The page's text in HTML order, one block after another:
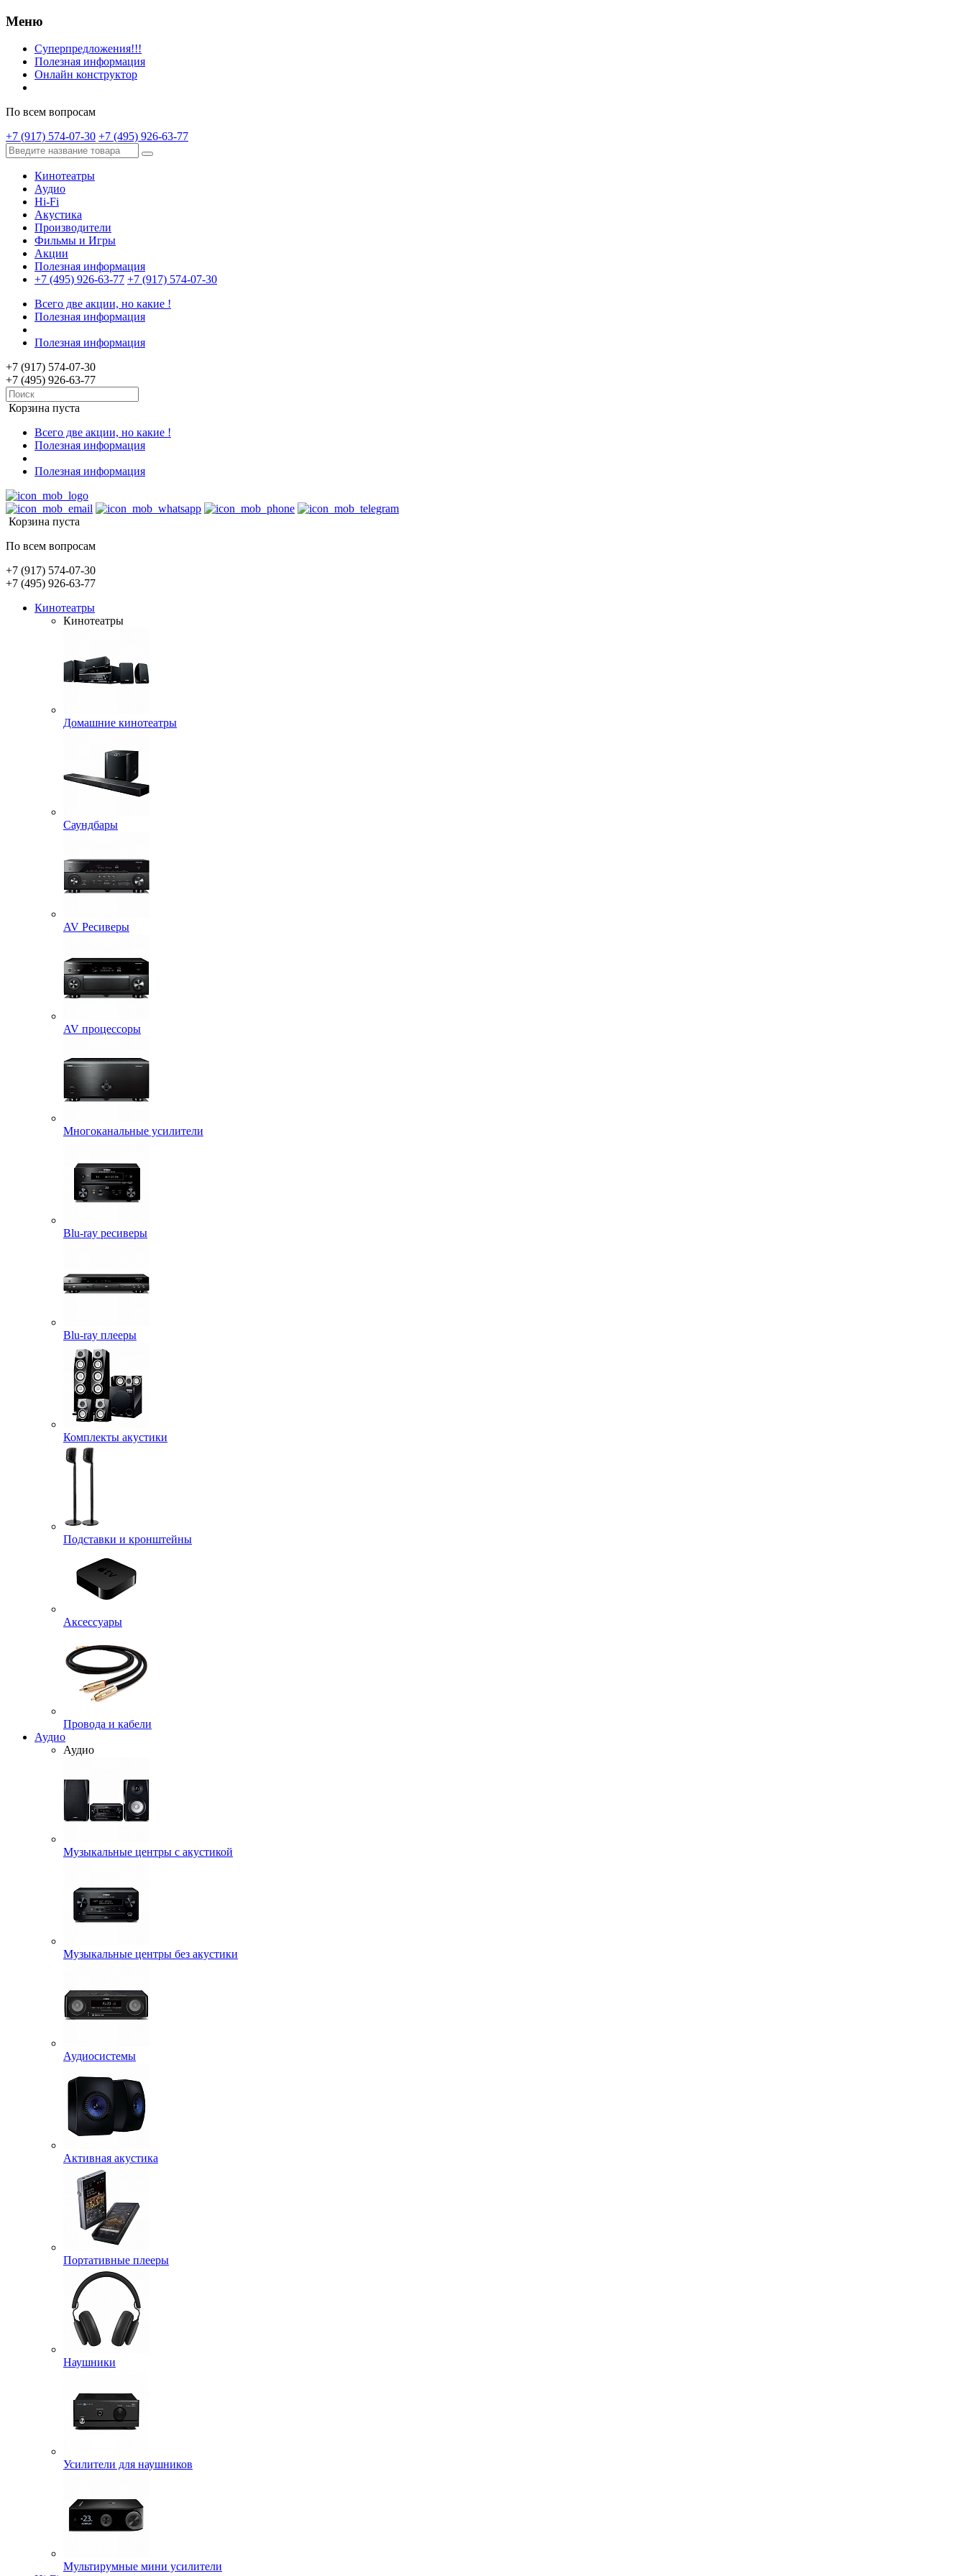
Меню
Суперпредложения!!!
Полезная информация
Онлайн конструктор
По всем вопросам
+7 (917) 574-07-30 +7 (495) 926-63-77
Кинотеатры
Аудио
Hi-Fi
Акустика
Производители
Фильмы и Игры
Акции
Полезная информация
+7 (495) 926-63-77 +7 (917) 574-07-30
Всего две акции, но какие !
Полезная информация
Полезная информация
+7 (917) 574-07-30
+7 (495) 926-63-77
Корзина пуста
Всего две акции, но какие !
Полезная информация
Полезная информация
Корзина пуста
По всем вопросам
+7 (917) 574-07-30
+7 (495) 926-63-77
Кинотеатры
Кинотеатры
Домашние кинотеатры
Саундбары
AV Ресиверы
AV процессоры
Многоканальные усилители
Blu-ray ресиверы
Blu-ray плееры
Комплекты акустики
Подставки и кронштейны
Аксессуары
Провода и кабели
Аудио
Аудио
Музыкальные центры с акустикой
Музыкальные центры без акустики
Аудиосистемы
Активная акустика
Портативные плееры
Наушники
Усилители для наушников
Мультирумные мини усилители